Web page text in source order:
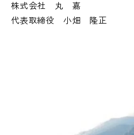
株式会社 丸 嘉
代表取締役 小畑 隆正